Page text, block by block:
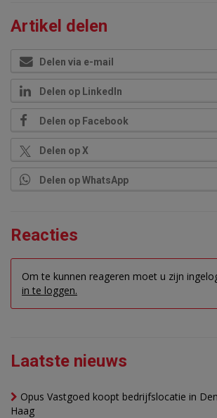
Artikel delen
Delen via e-mail
Delen op LinkedIn
Delen op Facebook
Delen op X
Delen op WhatsApp
Reacties
Om te kunnen reageren moet u zijn
in te loggen.
Laatste nieuws
Opus Vastgoed koopt bedrijfslocatie in Den
Haag